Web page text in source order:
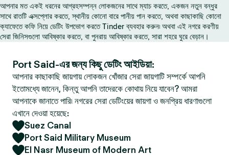
আপনার মত একই ধরনের আগ্রহসম্পন্ন লোকজনের সাথে ম্যাচ করতে, একজন নতুন বন্ধুর
সাথে রাতটি এক্সপ্লোর করতে, স্থানীয় কোনো বারে পানীয় পান করতে, অথবা কাছাকাছি কোনো
ক্যাফেতে কফি নিয়ে ডেটিং উপভোগ করতে Tinder ব্যবহার করুন৷ অথবা এই নগরে করণীয়
সেরা জিনিসগুলো আবিষ্কার করতে, বা পুনরায় আবিষ্কার করতে, সারা শহরে ঘুরে বেড়ান।
Port Said-এর জন্য কিছু ডেটিং আইডিয়া:
আপনার কাছাকাছি জায়গায় লোকজন খোঁজার সেরা জায়গাটি সম্পর্কে আপনি
ইতোমধ্যে জানেন, কিন্তু আপনি তাদেরকে কোথায় নিয়ে যাবেন? আমরা
আপনাকে জানাতে পারি৷ নগরের সেরা ডেটিংয়ের জায়গা ও জনপ্রিয় ধারণাগুলো
এখানে দেওয়া হয়েছে:
Suez Canal
Port Said Military Museum
El Nasr Museum of Modern Art